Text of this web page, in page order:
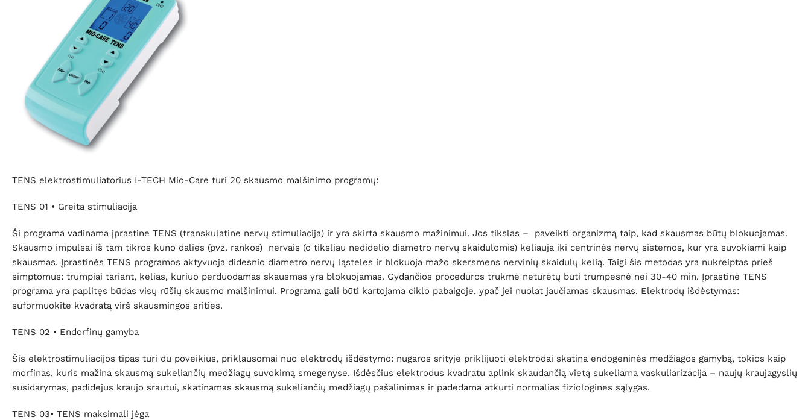
TENS elektrostimuliatorius I-TECH Mio-Care turi 20 skausmo malšinimo programų:
TENS 01 • Greita stimuliacija
Ši programa vadinama įprastine TENS (transkulatine nervų stimuliacija) ir yra skirta skausmo mažinimui. Jos tikslas – paveikti organizmą taip, kad skausmas būtų blokuojamas.
Skausmo impulsai iš tam tikros kūno dalies (pvz. rankos) nervais (o tiksliau nedidelio diametro nervų skaidulomis) keliauja iki centrinės nervų sistemos, kur yra suvokiami kaip
skausmas. Įprastinės TENS programos aktyvuoja didesnio diametro nervų ląsteles ir blokuoja mažo skersmens nervinių skaidulų kelią. Taigi šis metodas yra nukreiptas prieš
simptomus: trumpiai tariant, kelias, kuriuo perduodamas skausmas yra blokuojamas. Gydančios procedūros trukmė neturėtų būti trumpesnė nei 30-40 min. Įprastinė TENS
programa yra paplitęs būdas visų rūšių skausmo malšinimui. Programa gali būti kartojama ciklo pabaigoje, ypač jei nuolat jaučiamas skausmas. Elektrodų išdėstymas:
suformuokite kvadratą virš skausmingos srities.
TENS 02 • Endorfinų gamyba
Šis elektrostimuliacijos tipas turi du poveikius, priklausomai nuo elektrodų išdėstymo: nugaros srityje priklijuoti elektrodai skatina endogeninės medžiagos gamybą, tokios kaip
morfinas, kuris mažina skausmą sukeliančių medžiagų suvokimą smegenyse. Išdėsčius elektrodus kvadratu aplink skaudančią vietą sukeliama vaskuliarizacija – naujų kraujagyslių
susidarymas, padidejus kraujo srautui, skatinamas skausmą sukeliančių medžiagų pašalinimas ir padedama atkurti normalias fiziologines sąlygas.
TENS 03• TENS maksimali jėga